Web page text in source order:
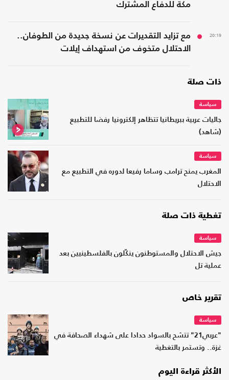
مكة للدفاع المشترك
20:19
مع تزايد التقديرات عن نسخة جديدة من الطوفان..
الاحتلال متخوف من استهداف إيلات
ذات صلة
سياسة
جاليات عربية ببريطانيا تتظاهر إلكترونيا رفضا للتطبيع
(شاهد)
سياسة
المغرب يمنح ترامب وساما رفيعا لدوره في التطبيع مع
الاحتلال
تغطية ذات صلة
سياسة
جيش الاحتلال والمستوطنون ينكّلون بالفلسطينيين بعد
عملية تل
تقرير خاص
سياسة
"عربي21" تتشح بالسواد حدادا على شهداء الصحافة في
غزة.. وتستمر بالتغطية
الأكثر قراءة اليوم